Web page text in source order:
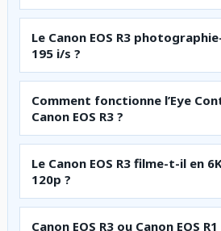
Le Canon EOS R3
195 i/s ?
Comment fonctionne l’Eye
Canon EOS R3 ?
Le Canon EOS R3 filme-t-il en
120p ?
Canon EOS R3 ou Canon EOS